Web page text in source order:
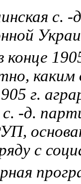
с.
конце
каким
г.
с. -д.
с